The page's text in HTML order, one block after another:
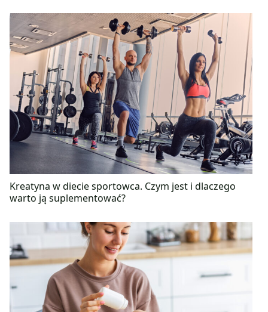
Kreatyna w diecie sportowca. Czym jest i dlaczego
warto ją suplementować?